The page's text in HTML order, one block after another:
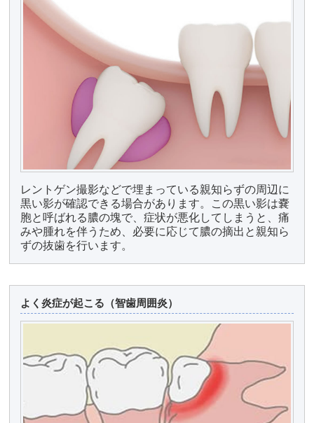
レントゲン撮影などで埋まっている親知らずの周辺に
黒い影が確認できる場合があります。この黒い影は嚢
胞と呼ばれる膿の塊で、症状が悪化してしまうと、痛
みや腫れを伴うため、必要に応じて膿の摘出と親知ら
ずの抜歯を行います。
よく炎症が起こる（智歯周囲炎）